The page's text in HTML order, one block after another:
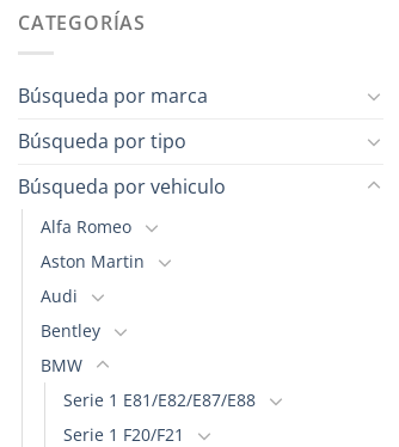
CATEGORÍAS
Búsqueda por marca
Búsqueda por tipo
Búsqueda por vehiculo
Alfa Romeo
Aston Martin
Audi
Bentley
BMW
Serie 1 E81/E82/E87/E88
Serie 1 F20/F21